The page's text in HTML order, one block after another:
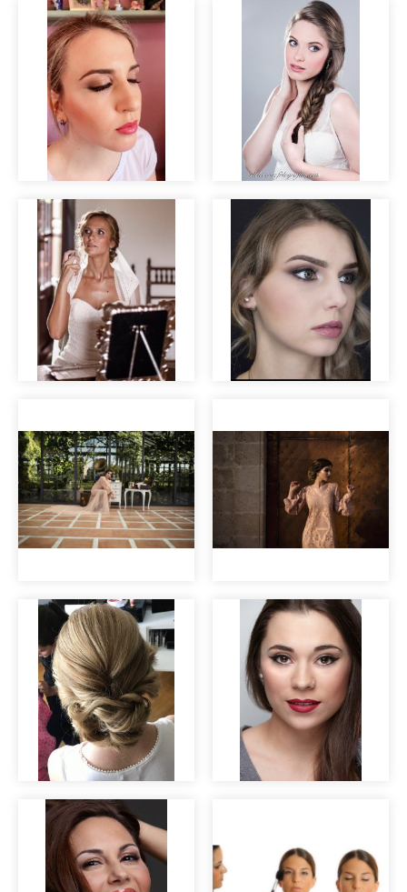
Editorial nupcial
"Clara".
Pruebas de novia
Prueba de novia
Marina
Maquillaje para
bodas
novia
sesión de fotos
Editorial nupcial
"Clara".
Editorial nupcial
"Clara".
Prueba de peinado
de novia
book de modelo